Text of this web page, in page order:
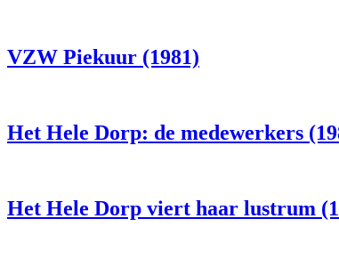
VZW Piekuur (1981)
Het Hele Dorp: de medewerkers
Het Hele Dorp viert haar lustrum